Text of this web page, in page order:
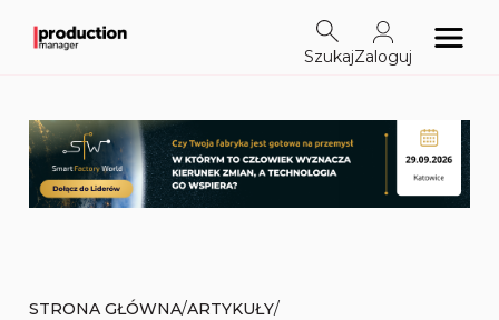
SzukajZaloguj
STRONA GŁÓWNA/ARTYKUŁY/